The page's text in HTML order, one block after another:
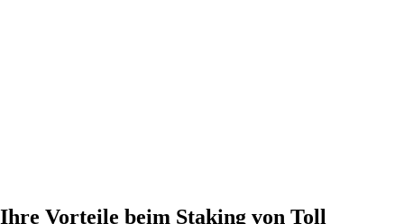
Ihre Vorteile beim Staking von Toll